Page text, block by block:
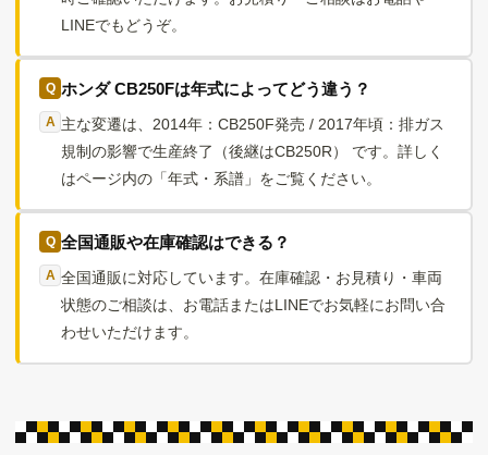
LINEでもどうぞ。
ホンダ CB250Fは年式によってどう違う？
主な変遷は、2014年：CB250F発売 / 2017年頃：排ガス
規制の影響で生産終了（後継はCB250R） です。詳しく
はページ内の「年式・系譜」をご覧ください。
全国通販や在庫確認はできる？
全国通販に対応しています。在庫確認・お見積り・車両
状態のご相談は、お電話またはLINEでお気軽にお問い合
わせいただけます。